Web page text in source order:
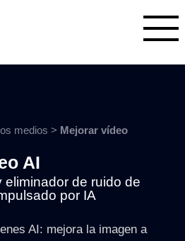
medios > Mejorar vídeo
AI
eliminador de ruido de
por IA
AI: mejora la imagen a